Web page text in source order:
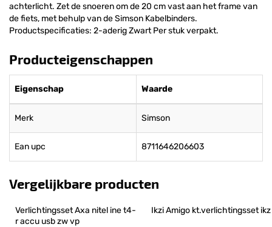
achterlicht. Zet de snoeren om de 20 cm vast aan het frame van
de fiets, met behulp van de Simson Kabelbinders.
Productspecificaties: 2-aderig Zwart Per stuk verpakt.
Producteigenschappen
Eigenschap Waarde
Merk Simson
Ean upc 8711646206603
Vergelijkbare producten
Verlichtingsset Axa nitel ine t4-
r accu usb zw vp
Ikzi Amigo kt.verlichtingsset ikz